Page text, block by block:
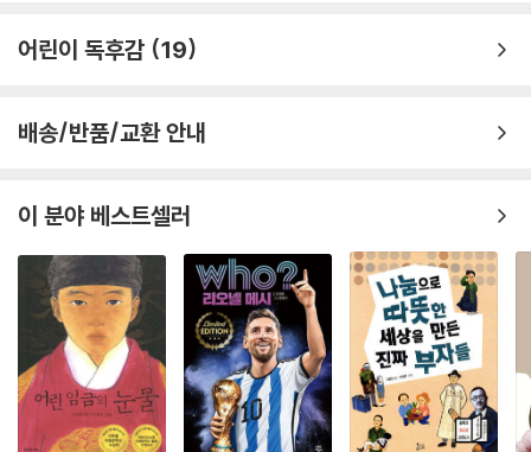
이 바로 여기에 있다.
으로 진정한 영웅의 면모를 낱낱이 볼 수 있다.
그에게 선물한다. 이순신은 실력과 상관없이 정쟁의 소용돌이에 좌우되는
길을 선택할 만큼 다른 어떤 것보다 실력을 최우선의 가치로 삼았다.
‘어떤 경우에도 실력만이 존중되어야 한다’는 원칙, 철저한 유비무환의 자
세, ‘죽고자 하면 살고, 살고자 하면 죽는다’는 스스로에 대한 믿음……. 바
로 이러한 점들이 우리로 하여금 그를, 사라지지 않을 영원한 영웅으로 기
억하도록 만드는 것이다.
어린이 독후감 19
배송/반품/교환 안내
이 분야 베스트셀러